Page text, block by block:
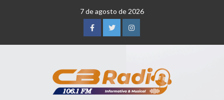
7 de agosto de 2026
FacebookTwitterInstagram